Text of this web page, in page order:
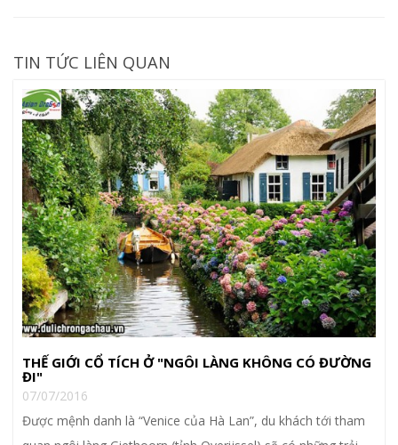
TIN TỨC LIÊN QUAN
THẾ GIỚI CỔ TÍCH Ở "NGÔI LÀNG KHÔNG CÓ ĐƯỜNG
ĐI"
07/07/2016
Được mệnh danh là “Venice của Hà Lan”, du khách tới tham